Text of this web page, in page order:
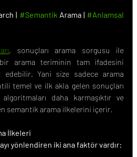
| #Semantik Arama | #Anlamsal
, sonuçları arama sorgusu ile
arama teriminin tam ifadesini
edebilir. Yani size sadece arama
temel ve ilk akla gelen sonuçları
daha karmaşıktır ve
semantik arama ilkelerini içerir.
İlkeleri
yönlendiren iki ana faktör vardır: